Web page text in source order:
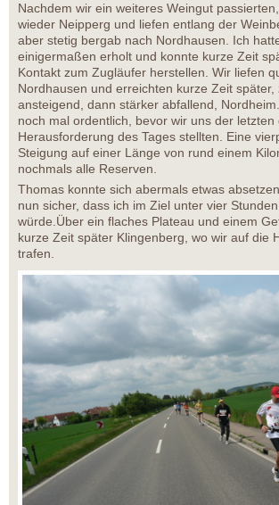
Nachdem wir ein weiteres Weingut
wieder Neipperg und liefen entlang der
aber stetig bergab nach Nordhausen. Ich
einigermaßen erholt und konnte kurze Zeit
Kontakt zum Zugläufer herstellen. Wir liefen
Nordhausen und erreichten kurze Zeit später,
ansteigend, dann stärker abfallend,
noch mal ordentlich, bevor wir uns der letzten
Herausforderung des Tages stellten. Eine
Steigung auf einer Länge von rund einem
nochmals alle Reserven.
Thomas konnte sich abermals etwas
nun sicher, dass ich im Ziel unter vier
würde.Über ein flaches Plateau und einem
kurze Zeit später Klingenberg, wo wir auf die
trafen.